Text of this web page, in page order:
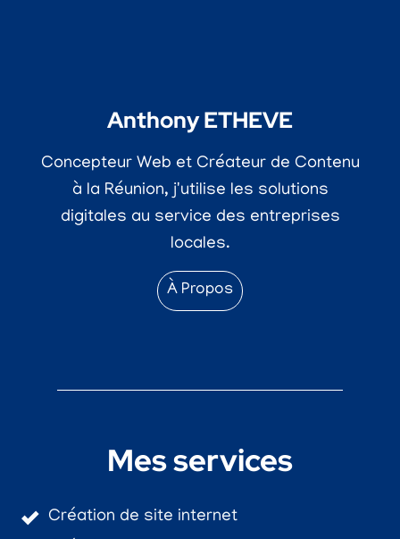
Anthony ETHEVE
Concepteur Web et Créateur de Contenu
à la Réunion, j'utilise les solutions
digitales au service des entreprises
locales.
À Propos
Mes services
Création de site internet